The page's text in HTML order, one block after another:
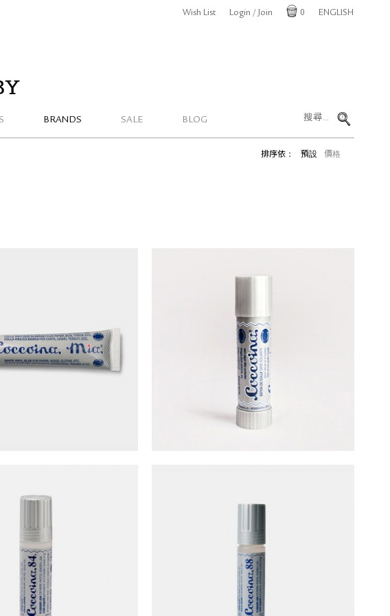
BRANDS SALE BLOG
Wish List
Login / Join
0 ENGLISH
排序依： 預設 價格
典杏仁味Mia白膠 (50公克)
NT$75
Coccoina 經典杏仁味口紅膠 (40公克)
NT$120
液狀膠水 (50公克) Coccoina 液狀膠水 (25公克)
NT$ 85